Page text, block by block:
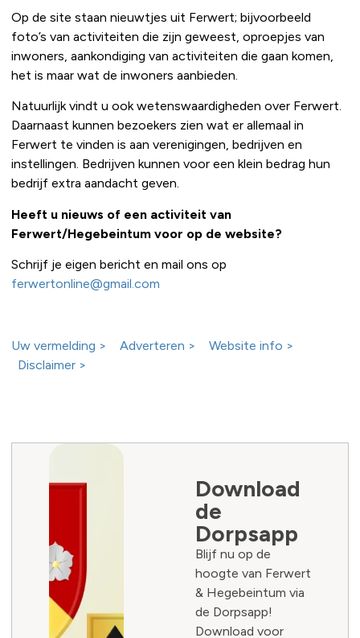
Op de site staan nieuwtjes uit Ferwert; bijvoorbeeld
foto’s van activiteiten die zijn geweest, oproepjes van
inwoners, aankondiging van activiteiten die gaan komen,
het is maar wat de inwoners aanbieden.
Natuurlijk vindt u ook wetenswaardigheden over Ferwert.
Daarnaast kunnen bezoekers zien wat er allemaal in
Ferwert te vinden is aan verenigingen, bedrijven en
instellingen. Bedrijven kunnen voor een klein bedrag hun
bedrijf extra aandacht geven.
Heeft u nieuws of een activiteit van
Ferwert/Hegebeintum voor op de website?
Schrijf je eigen bericht en mail ons op
ferwertonline@gmail.com
Uw vermelding > Adverteren >
Website info >
Disclaimer >
Download
de
Dorpsapp
Blijf nu op de
hoogte van Ferwert
& Hegebeintum via
de Dorpsapp!
Download voor